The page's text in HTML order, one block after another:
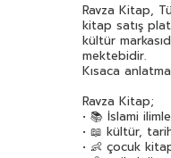
Ravza Kitap,
kitap satış
kültür
mektebidir.
Kısaca
Ravza Kitap;
• 📚 İslami
• 📖 kültür,
• 👶 çocuk